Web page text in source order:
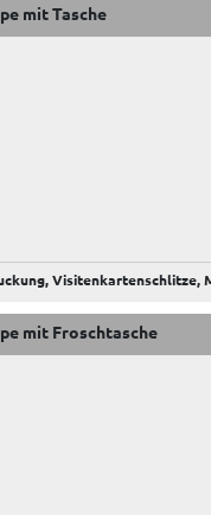
mit Tasche
Visitenkartenschlitze,
mit Froschtasche